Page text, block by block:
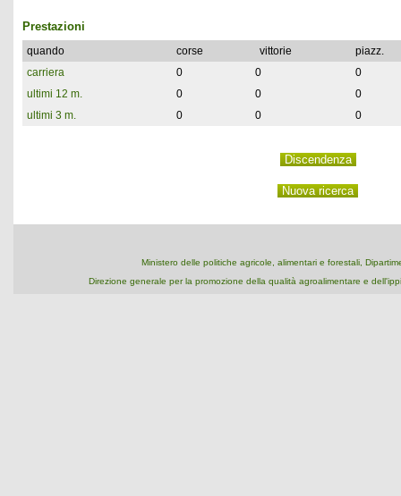
Prestazioni
quando corse vittorie
piazz.
carriera
0 0
0
ultimi 12 m.
0 0
0
ultimi 3 m.
0 0 0
Ministero delle politiche agricole, alimentari e forestali,
Direzione generale per la promozione della qualità agroalimentare e